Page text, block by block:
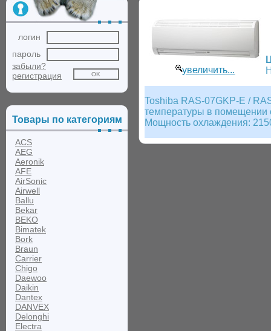
логин
пароль
забыли?
регистрация
Товары по категориям
ACS
AEG
Aeronik
AFE
AirSonic
Airwell
Ballu
Bekar
BEKO
Bimatek
Bork
Braun
Carrier
Chigo
Daewoo
Daikin
Dantex
DANVEX
Delonghi
Electra
увеличить...
Toshiba RAS-07GKP-E /
температуры в помещении
Мощность охлаждения: